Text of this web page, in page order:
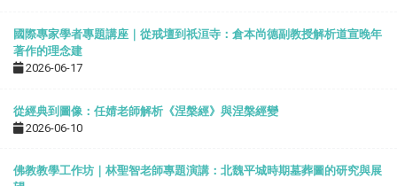
國際專家學者專題講座｜從戒壇到祇洹寺：倉本尚德副教授解析道宣晚年
著作的理念建
2026-06-17
從經典到圖像：任婧老師解析《涅槃經》與涅槃經變
2026-06-10
佛教教學工作坊｜林聖智老師專題演講：北魏平城時期墓葬圖的研究與展